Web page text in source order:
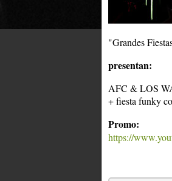
"Grandes
presentan:
AFC & LOS
+ fiesta funky
Promo:
https://